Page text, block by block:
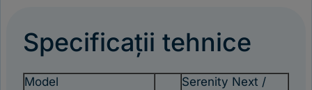
Specificații tehnice
Model
Serenity Next /